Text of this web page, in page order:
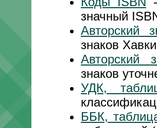
значный
Авторский
знаков
Авторский
знаков
УДК,
ББК,